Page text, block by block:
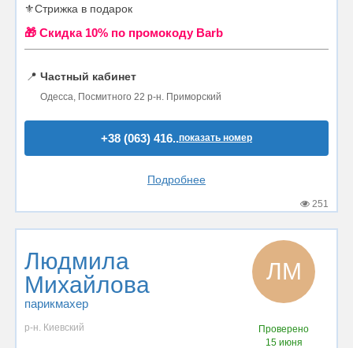
⚜Стрижка в подарок
🎁 Cкидка 10% по промокоду Barb
📍 Частный кабинет
Одесса, Посмитного 22 р-н. Приморский
+38 (063) 416..показать номер
Подробнее
251
Людмила
Михайлова
парикмахер
ЛМ
р-н. Киевский
Проверено
15 июня